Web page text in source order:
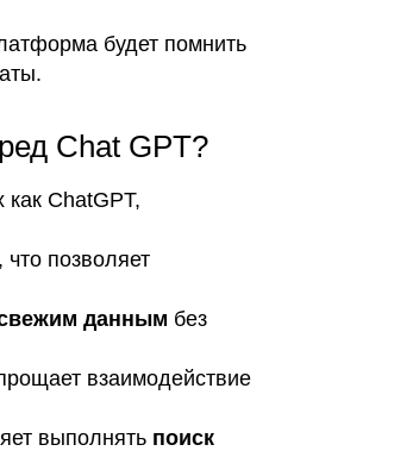
будет помнить
Chat GPT?
ChatGPT,
, что позволяет
данным без
взаимодействие
выполнять поиск